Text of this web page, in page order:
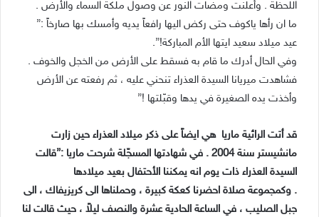
اللحظة . وأعلنت ومضات النور عن وصول ملكة السماء والأرض .
ما ان رأها ياكوف حتى ركض اليها رافعاً يديه وأمسك بها صارخاً :”
عيد ميلاد سعيد ايتها الأم المباركة!”.
وفي الحال أدرك ما قام به فسقط على الأرض من الخجل والخوف .
فشاهدت ميريانا السيدة العذراء تنحني عليه ، ثم رفعته عن الأرض
وأخذت يده الصغيرة في يدها وقبّلتها !”
قد أتت الرائية ماريا هي ايضاً على ذكر ميلاد العذراء حين زارت
مانشيستر سنة 2004 . في شهادتها المسجّلة شرحت ماريا :”قالت
السيدة العذراء ذات يوم انه يمكننا الأحتفال بعيد ميلادها
. وكمجموعة صلاة احضرنا كعكة كبيرة ، وحملناها الى كريزيفاك ، الى
جبل الصليب ، في الساعة الحادية عشرة والنصف ليلاً ، حيث قالت لنا